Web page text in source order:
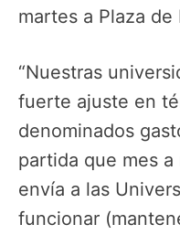
martes a Plaza de
“Nuestras
fuerte ajuste en
denominados
partida que mes
envía a las
funcionar